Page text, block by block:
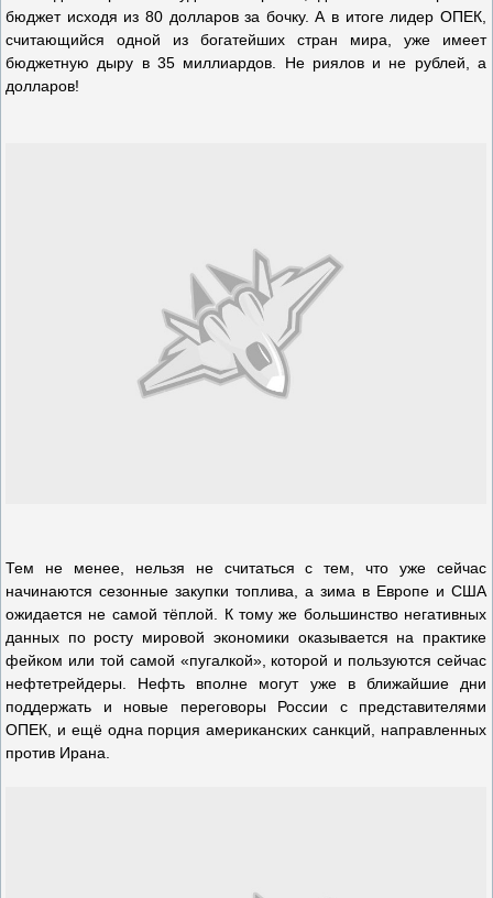
бюджет исходя из 80 долларов за бочку. А в итоге лидер ОПЕК,
считающийся одной из богатейших стран мира, уже имеет
бюджетную дыру в 35 миллиардов. Не риялов и не рублей, а
долларов!
Тем не менее, нельзя не считаться с тем, что уже сейчас
начинаются сезонные закупки топлива, а зима в Европе и США
ожидается не самой тёплой. К тому же большинство негативных
данных по росту мировой экономики оказывается на практике
фейком или той самой «пугалкой», которой и пользуются сейчас
нефтетрейдеры. Нефть вполне могут уже в ближайшие дни
поддержать и новые переговоры России с представителями
ОПЕК, и ещё одна порция американских санкций, направленных
против Ирана.